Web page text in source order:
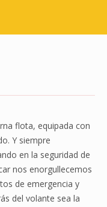
flota, equipada con
Y siempre
en la seguridad de
nos enorgullecemos
de emergencia y
del volante sea la